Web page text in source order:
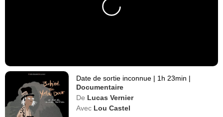
Date de sortie inconnue | 1h 23min |
Documentaire
De Lucas Vernier
Avec Lou Castel